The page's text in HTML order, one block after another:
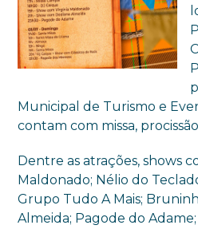
Municipal de Turismo e
contam com missa,
Dentre as atrações, shows
Maldonado; Nélio do
Grupo Tudo A Mais;
Almeida; Pagode do Adame;